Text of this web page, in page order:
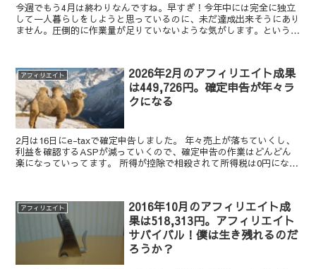
今週でもう4月は終わりなんですね。早すぎ！今年中には完全に独立
して一人暮らしをしようと思っているのに、未だ達成出来そうにあり
ません。圧倒的に作業量が足りていないような気がします。という
アフィリエイト
2026年2月のアフィリエイト成果
は449,726円。確定申告が年々ラ
クになる
2月は16日にe-taxで確定申告しました。 年々売上が落ちていくし、
利益を確認するASPが減っていくので、確定申告の作業はどんどん
楽になっていってます。 所得が控除で相殺されて所得税は0円になり
アフィリエイト
2016年10月のアフィリエイト成
果は518,313円。アフィリエイト
サバイバル！僕は生き残れるのだ
ろうか？